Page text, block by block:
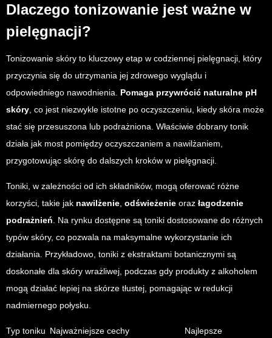
Dlaczego tonizowanie jest ważne w
pielęgnacji?
Tonizowanie skóry to kluczowy etap w codziennej pielęgnacji, który
przyczynia się do utrzymania jej zdrowego wyglądu i
odpowiedniego nawodnienia. Pomaga przywrócić naturalne pH
skóry , co jest niezwykle istotne po oczyszczeniu, kiedy skóra może
stać się przesuszona lub podrażniona. Właściwie dobrany tonik
działa jak most pomiędzy oczyszczaniem a nawilżaniem,
przygotowując skórę do dalszych kroków w pielęgnacji.
Toniki, w zależności od ich składników, mogą oferować różne
korzyści, takie jak nawilżenie odświeżenie oraz łagodzenie
podrażnień . Na rynku dostępne są toniki dostosowane do różnych
typów skóry, co pozwala na maksymalne wykorzystanie ich
działania. Przykładowo, toniki z ekstraktami botanicznymi są
doskonałe dla skóry wrażliwej, podczas gdy produkty z alkoholem
mogą działać lepiej na skórze tłustej, pomagając w redukcji
nadmiernego połysku.
Typ toniku Najważniejsze cechy Najlepsze